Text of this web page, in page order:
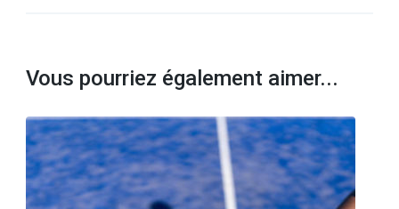
Vous pourriez également aimer...